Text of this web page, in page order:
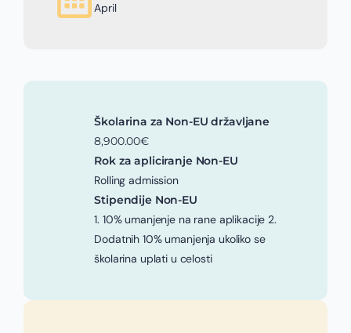
April
Školarina za Non-EU državljane
8,900.00€
Rok za apliciranje Non-EU
Rolling admission
Stipendije Non-EU
1. 10% umanjenje na rane aplikacije 2.
Dodatnih 10% umanjenja ukoliko se
školarina uplati u celosti